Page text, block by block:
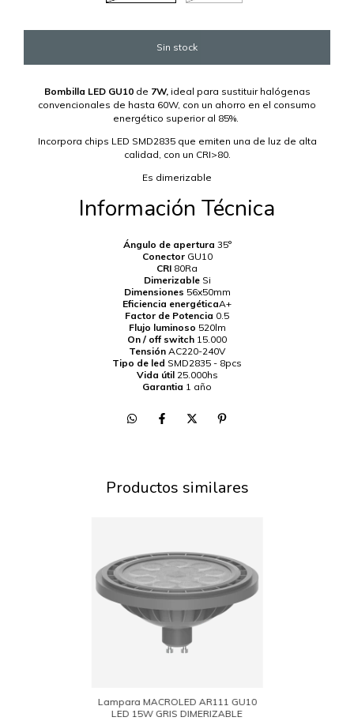
Bombilla LED GU10 de 7W, ideal para sustituir halógenas
convencionales de hasta 60W, con un ahorro en el consumo
energético superior al 85%.
Incorpora chips LED SMD2835 que emiten una de luz de alta
calidad, con un CRI>80.
Es dimerizable
Información Técnica
Ángulo de apertura 35°
Conector GU10
CRI 80Ra
Dimerizable Si
Dimensiones 56x50mm
Eficiencia energéticaA+
Factor de Potencia 0.5
Flujo luminoso 520lm
On / off switch 15.000
Tensión AC220-240V
Tipo de led SMD2835 - 8pcs
Vida útil 25.000hs
Garantia 1 año
Productos similares
Lampara MACROLED AR111 GU10
LED 15W GRIS DIMERIZABLE